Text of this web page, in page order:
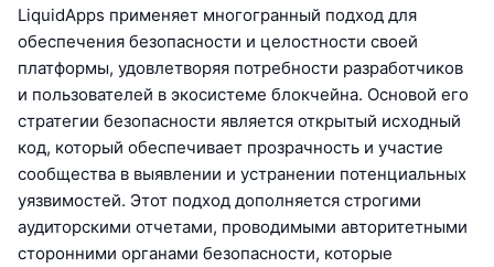
LiquidApps применяет многогранный подход для
обеспечения безопасности и целостности своей
платформы, удовлетворяя потребности разработчиков
и пользователей в экосистеме блокчейна. Основой его
стратегии безопасности является открытый исходный
код, который обеспечивает прозрачность и участие
сообщества в выявлении и устранении потенциальных
уязвимостей. Этот подход дополняется строгими
аудиторскими отчетами, проводимыми авторитетными
сторонними органами безопасности, которые